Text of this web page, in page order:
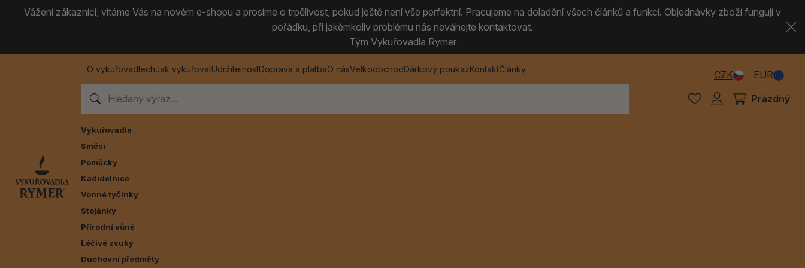
Vážení zákazníci, vítáme Vás na novém e-shopu a prosíme o trpělivost, pokud ještě není vše perfektní. Pracujeme na doladění všech článků a funkcí. Objednávky zboží fungují v
pořádku, při jakémkoliv problému nás neváhejte kontaktovat.
Tým Vykuřovadla Rymer
O vykuřovadlechJak vykuřovatUdržitelnostDoprava a platbaO násVelkoobchodDárkový poukazKontaktČlánky CZK
EUR
Prázdný
Vykuřovadla
Směsi
Pomůcky
Kadidelnice
Vonné tyčinky
Stojánky
Přírodní vůně
Léčivé zvuky
Duchovní předměty